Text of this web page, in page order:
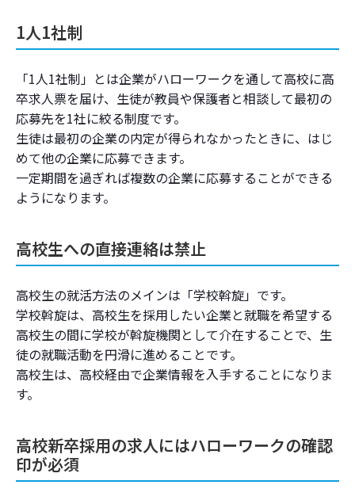
1人1社制
「1人1社制」とは企業がハローワークを通して高校に高
卒求人票を届け、生徒が教員や保護者と相談して最初の
応募先を1社に絞る制度です。
生徒は最初の企業の内定が得られなかったときに、はじ
めて他の企業に応募できます。
一定期間を過ぎれば複数の企業に応募することができる
ようになります。
高校生への直接連絡は禁止
高校生の就活方法のメインは「学校斡旋」です。
学校斡旋は、高校生を採用したい企業と就職を希望する
高校生の間に学校が斡旋機関として介在することで、生
徒の就職活動を円滑に進めることです。
高校生は、高校経由で企業情報を入手することになりま
す。
高校新卒採用の求人にはハローワークの確認
印が必須